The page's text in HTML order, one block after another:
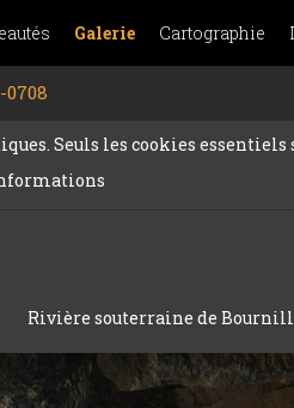
Galerie Cartographie
0708
Seuls les cookies
Rivière souterraine de